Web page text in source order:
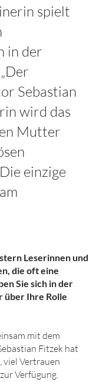
spielt
in der
Sebastian
wird das
Mutter
einzige
Leserinnen und
die oft eine
Sie sich in der
über Ihre Rolle
mit dem
Fitzek hat
viel Vertrauen
Verfügung.